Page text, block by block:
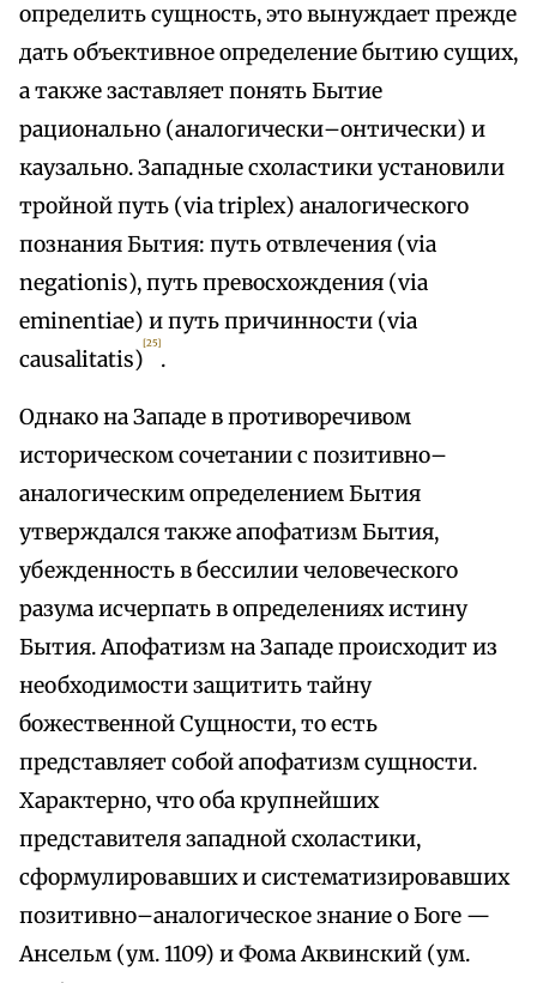
определить сущность, это вынуждает прежде
дать объективное определение бытию сущих,
а также заставляет понять Бытие
рационально (аналогически–онтически) и
каузально. Западные схоластики установили
тройной путь (via triplex) аналогического
познания Бытия: путь отвлечения (via
negationis), путь превосхождения (via
eminentiae) и путь причинности (via
causalitatis)
[25]
.
Однако на Западе в противоречивом
историческом сочетании с позитивно–
аналогическим определением Бытия
утверждался также апофатизм Бытия,
убежденность в бессилии человеческого
разума исчерпать в определениях истину
Бытия. Апофатизм на Западе происходит из
необходимости защитить тайну
божественной Сущности, то есть
представляет собой апофатизм сущности.
Характерно, что оба крупнейших
представителя западной схоластики,
сформулировавших и систематизировавших
позитивно–аналогическое знание о Боге —
Ансельм (ум. 1109) и Фома Аквинский (ум.